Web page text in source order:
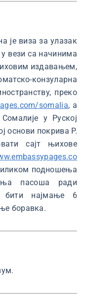
је виза за улазак
вези са начинима
издавањем,
конзуларна
преко
somalia, а
у Руској
основи покрива Р.
сајт њихове
подношења
пасоша ради
бити најмање 6
боравка.